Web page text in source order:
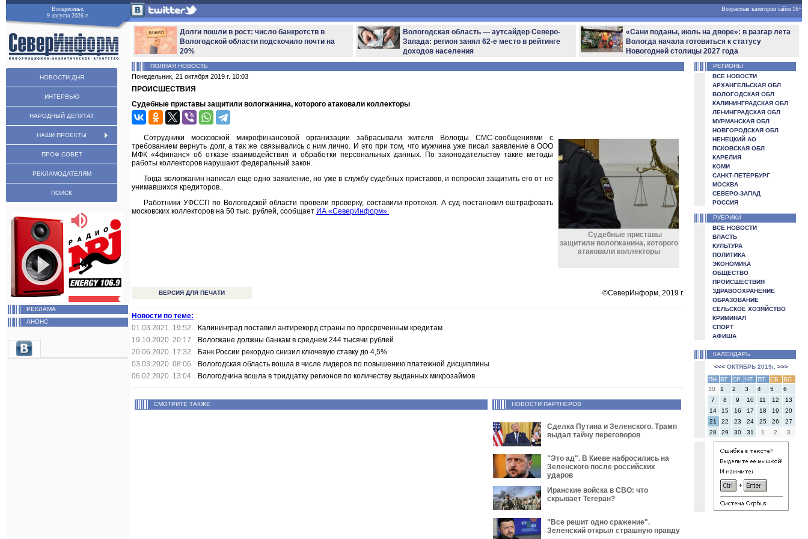
Воскресенье,
9 августа 2026 г.
НОВОСТИ ДНЯ
ИНТЕРВЬЮ
НАРОДНЫЙ ДЕПУТАТ
НАШИ ПРОЕКТЫ
ПРОФ.СОВЕТ
РЕКЛАМОДАТЕЛЯМ
ПОИСК
РЕКЛАМА
АНОНС
Возрастная категория сайта 16+
Долги пошли в рост: число банкротств в
Вологодской области подскочило почти на
20%
Вологодская область — аутсайдер Северо-
Запада: регион занял 62-е место в рейтинге
доходов населения
«Сани поданы, июль на дворе»: в разгар лета
Вологда начала готовиться к статусу
Новогодней столицы 2027 года
ПОЛНАЯ НОВОСТЬ
Понедельник, 21 октября 2019 г. 10:03
ПРОИСШЕСТВИЯ
Судебные приставы защитили вологжанина, которого атаковали коллекторы
Судебные приставы
защитили вологжанина, которого
атаковали коллекторы
Сотрудники московской микрофинансовой организации забрасывали жителя Вологды СМС-сообщениями с
требованием вернуть долг, а так же связывались с ним лично. И это при том, что мужчина уже писал заявление в ООО
МФК «4финанс» об отказе взаимодействия и обработки персональных данных. По законодательству такие методы
работы коллекторов нарушают федеральный закон.
Тогда вологжанин написал еще одно заявление, но уже в службу судебных приставов, и попросил защитить его от не
унимавшихся кредиторов.
Работники УФССП по Вологодской области провели проверку, составили протокол. А суд постановил оштрафовать
московских коллекторов на 50 тыс. рублей, сообщает ИА «СеверИнформ».
ВЕРСИЯ ДЛЯ ПЕЧАТИ ©СеверИнформ, 2019 г.
Новости по теме:
01.03.2021 19:52
Калининград поставил антирекорд страны по просроченным кредитам
19.10.2020 20:17
Вологжане должны банкам в среднем 244 тысячи рублей
20.06.2020 17:32
Банк России рекордно снизил ключевую ставку до 4,5%
03.03.2020 08:06
Вологодская область вошла в числе лидеров по повышению платежной дисциплины
06.02.2020 13:04
Вологодчина вошла в тридцатку регионов по количеству выданных микрозаймов
СМОТРИТЕ ТАКЖЕ НОВОСТИ ПАРТНЕРОВ
Сделка Путина и Зеленского. Трамп
выдал тайну переговоров
"Это ад". В Киеве набросились на
Зеленского после российских
ударов
Иранские войска в СВО: что
скрывает Тегеран?
"Все решит одно сражение".
Зеленский открыл страшную правду
РЕГИОНЫ
ВСЕ НОВОСТИ
АРХАНГЕЛЬСКАЯ ОБЛ
ВОЛОГОДСКАЯ ОБЛ
КАЛИНИНГРАДСКАЯ ОБЛ
ЛЕНИНГРАДСКАЯ ОБЛ
МУРМАНСКАЯ ОБЛ
НОВГОРОДСКАЯ ОБЛ
НЕНЕЦКИЙ АО
ПСКОВСКАЯ ОБЛ
КАРЕЛИЯ
КОМИ
САНКТ-ПЕТЕРБУРГ
МОСКВА
СЕВЕРО-ЗАПАД
РОССИЯ
РУБРИКИ
ВСЕ НОВОСТИ
ВЛАСТЬ
КУЛЬТУРА
ПОЛИТИКА
ЭКОНОМИКА
ОБЩЕСТВО
ПРОИСШЕСТВИЯ
ЗДРАВООХРАНЕНИЕ
ОБРАЗОВАНИЕ
СЕЛЬСКОЕ ХОЗЯЙСТВО
КРИМИНАЛ
СПОРТ
АФИША
КАЛЕНДАРЬ
<<< ОКТЯБРЬ 2019г. >>>
ПН
ВТ СР ЧТ ПТ СБ
ВС
30
1 2 3 4 5
6
7
8 9 10 11 12
13
14
15 16 17 18 19
20
21
22 23 24 25 26
27
28
29 30 31 1 2 3